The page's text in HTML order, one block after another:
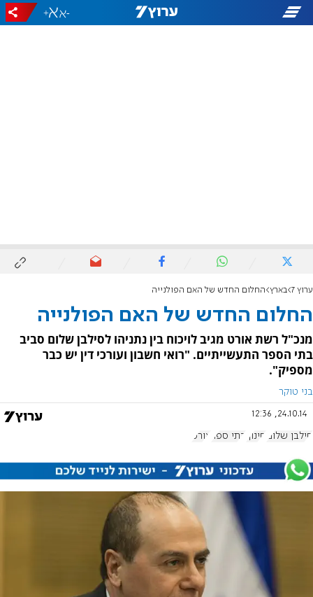
-
+
ערוץ 7 בארץ החלום החדש של האם הפולנייה
החלום החדש של האם הפולנייה
מנכ"ל רשת אורט מגיב לויכוח בין נתניהו לסילבן שלום סביב
בתי הספר התעשייתיים. "רואי חשבון ועורכי דין יש כבר
מספיק".
בני טוקר
24.10.14, 12:36
סילבן שלום חינוך בתי ספר אורט